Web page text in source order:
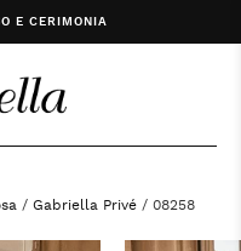
E CERIMONIA
/ Gabriella Privé / 08258